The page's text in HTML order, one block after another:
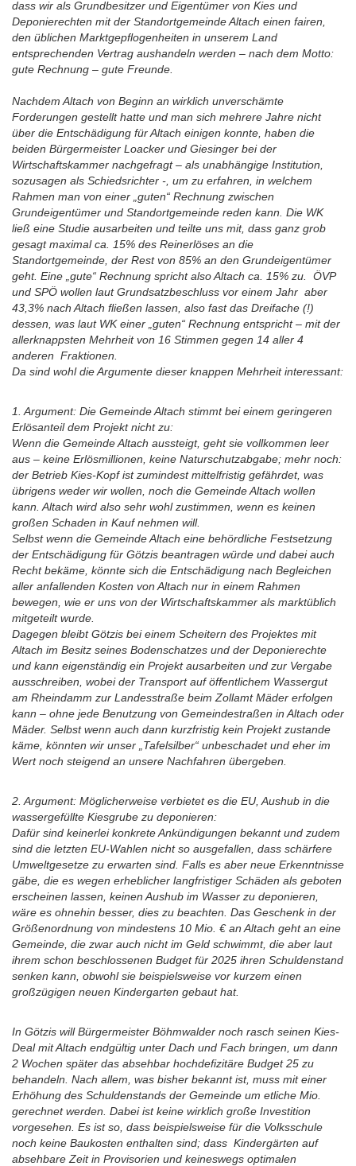
dass wir als Grundbesitzer und Eigentümer von Kies und
Deponierechten mit der Standortgemeinde Altach einen fairen,
den üblichen Marktgepflogenheiten in unserem Land
entsprechenden Vertrag aushandeln werden – nach dem Motto:
gute Rechnung – gute Freunde.
Nachdem Altach von Beginn an wirklich unverschämte
Forderungen gestellt hatte und man sich mehrere Jahre nicht
über die Entschädigung für Altach einigen konnte, haben die
beiden Bürgermeister Loacker und Giesinger bei der
Wirtschaftskammer nachgefragt – als unabhängige Institution,
sozusagen als Schiedsrichter -, um zu erfahren, in welchem
Rahmen man von einer „guten“ Rechnung zwischen
Grundeigentümer und Standortgemeinde reden kann. Die WK
ließ eine Studie ausarbeiten und teilte uns mit, dass ganz grob
gesagt maximal ca. 15% des Reinerlöses an die
Standortgemeinde, der Rest von 85% an den Grundeigentümer
geht. Eine „gute“ Rechnung spricht also Altach ca. 15% zu. ÖVP
und SPÖ wollen laut Grundsatzbeschluss vor einem Jahr aber
43,3% nach Altach fließen lassen, also fast das Dreifache (!)
dessen, was laut WK einer „guten“ Rechnung entspricht – mit der
allerknappsten Mehrheit von 16 Stimmen gegen 14 aller 4
anderen Fraktionen.
Da sind wohl die Argumente dieser knappen Mehrheit interessant:
1. Argument: Die Gemeinde Altach stimmt bei einem geringeren
Erlösanteil dem Projekt nicht zu:
Wenn die Gemeinde Altach aussteigt, geht sie vollkommen leer
aus – keine Erlösmillionen, keine Naturschutzabgabe; mehr noch:
der Betrieb Kies-Kopf ist zumindest mittelfristig gefährdet, was
übrigens weder wir wollen, noch die Gemeinde Altach wollen
kann. Altach wird also sehr wohl zustimmen, wenn es keinen
großen Schaden in Kauf nehmen will.
Selbst wenn die Gemeinde Altach eine behördliche Festsetzung
der Entschädigung für Götzis beantragen würde und dabei auch
Recht bekäme, könnte sich die Entschädigung nach Begleichen
aller anfallenden Kosten von Altach nur in einem Rahmen
bewegen, wie er uns von der Wirtschaftskammer als marktüblich
mitgeteilt wurde.
Dagegen bleibt Götzis bei einem Scheitern des Projektes mit
Altach im Besitz seines Bodenschatzes und der Deponierechte
und kann eigenständig ein Projekt ausarbeiten und zur Vergabe
ausschreiben, wobei der Transport auf öffentlichem Wassergut
am Rheindamm zur Landesstraße beim Zollamt Mäder erfolgen
kann – ohne jede Benutzung von Gemeindestraßen in Altach oder
Mäder. Selbst wenn auch dann kurzfristig kein Projekt zustande
käme, könnten wir unser „Tafelsilber“ unbeschadet und eher im
Wert noch steigend an unsere Nachfahren übergeben.
2. Argument: Möglicherweise verbietet es die EU, Aushub in die
wassergefüllte Kiesgrube zu deponieren:
Dafür sind keinerlei konkrete Ankündigungen bekannt und zudem
sind die letzten EU-Wahlen nicht so ausgefallen, dass schärfere
Umweltgesetze zu erwarten sind. Falls es aber neue Erkenntnisse
gäbe, die es wegen erheblicher langfristiger Schäden als geboten
erscheinen lassen, keinen Aushub im Wasser zu deponieren,
wäre es ohnehin besser, dies zu beachten. Das Geschenk in der
Größenordnung von mindestens 10 Mio. € an Altach geht an eine
Gemeinde, die zwar auch nicht im Geld schwimmt, die aber laut
ihrem schon beschlossenen Budget für 2025 ihren Schuldenstand
senken kann, obwohl sie beispielsweise vor kurzem einen
großzügigen neuen Kindergarten gebaut hat.
In Götzis will Bürgermeister Böhmwalder noch rasch seinen Kies-
Deal mit Altach endgültig unter Dach und Fach bringen, um dann
2 Wochen später das absehbar hochdefizitäre Budget 25 zu
behandeln. Nach allem, was bisher bekannt ist, muss mit einer
Erhöhung des Schuldenstands der Gemeinde um etliche Mio.
gerechnet werden. Dabei ist keine wirklich große Investition
vorgesehen. Es ist so, dass beispielsweise für die Volksschule
noch keine Baukosten enthalten sind; dass Kindergärten auf
absehbare Zeit in Provisorien und keineswegs optimalen